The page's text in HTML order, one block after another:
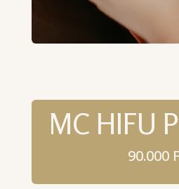
MC HIFU
90.000